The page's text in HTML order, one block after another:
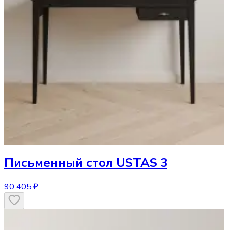
Письменный стол USTAS 3
90 405 ₽